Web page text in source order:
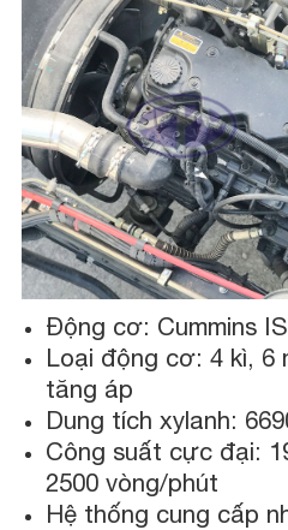
Động cơ: Cummins
Loại động cơ: 4 kì, 6
tăng áp
Dung tích xylanh:
Công suất cực đại:
2500 vòng/phút
Hệ thống cung cấp